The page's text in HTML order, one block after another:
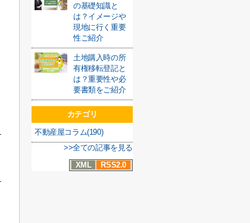
の基礎知識と
は？イメージや
現地に行く重要
性ご紹介
土地購入時の所
有権移転登記と
は？重要性や必
要書類をご紹介
カテゴリ
不動産屋コラム(190)
>>全ての記事を見る
XML
RSS2.0